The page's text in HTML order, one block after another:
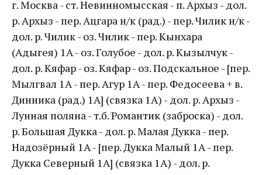
г. Москва - ст. Невинномысская - п. Архыз - дол.
р. Архыз - пер. Ацгара н/к (рад.) - пер. Чилик н/к -
дол. р. Чилик - оз. Чилик - пер. Кынхара
(Адыгея) 1А - оз. Голубое - дол. р. Кызылчук -
дол. р. Кяфар - оз. Кяфар - оз. Подскальное - [пер.
Мылгвал 1А - пер. Агур 1А - пер. Федосеева + в.
Динника (рад.) 1А] (связка 1А) - дол. р. Архыз -
Лунная поляна - т.б. Романтик (заброска) - дол.
р. Большая Дукка - дол. р. Малая Дукка - пер.
Надозёрный 1А - [пер. Дукка Малый 1А - пер.
Дукка Северный 1А] (связка 1А) - дол. р.